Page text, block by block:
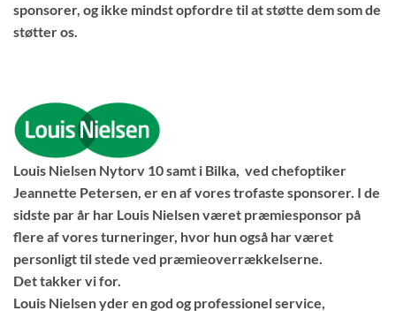
sponsorer, og ikke mindst opfordre til at støtte dem som de
støtter os.
Louis Nielsen Nytorv 10samt i Bilka, ved chefoptiker
Jeannette Petersen, er en af vores trofaste sponsorer. I de
sidste par år har Louis Nielsen været præmiesponsor på
flere af vores turneringer, hvor hun også har været
personligt til stede ved præmieoverrækkelserne.
Det takker vi for.
Louis Nielsen yder en god og professionel service,